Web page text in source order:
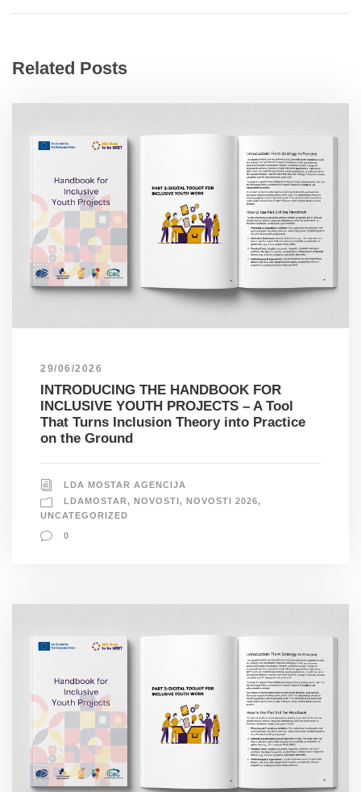
Related Posts
29/06/2026
INTRODUCING THE HANDBOOK FOR
INCLUSIVE YOUTH PROJECTS – A Tool
That Turns Inclusion Theory into Practice
on the Ground
LDA MOSTAR AGENCIJA
LDAMOSTAR, NOVOSTI, NOVOSTI 2026,
UNCATEGORIZED
0